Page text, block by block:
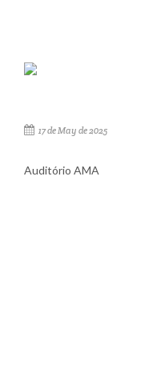
17 de May de 2025
Auditório AMA